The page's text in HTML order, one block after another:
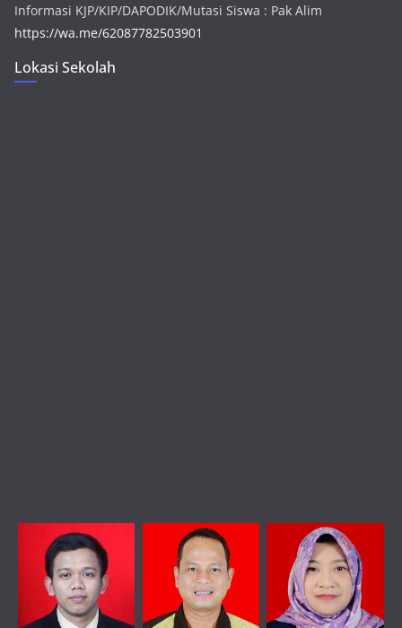
Informasi KJP/KIP/DAPODIK/Mutasi Siswa : Pak Alim
https://wa.me/62087782503901
Lokasi Sekolah